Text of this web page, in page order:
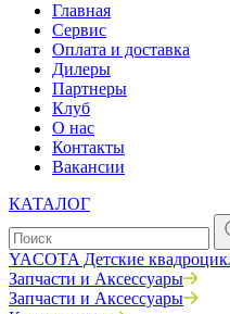
Главная
Сервис
Оплата и доставка
Дилеры
Партнеры
Клуб
О нас
Контакты
Вакансии
КАТАЛОГ
YACOTA Детские
Запчасти и Аксессуары
Запчасти и Аксессуары